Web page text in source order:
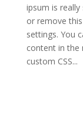
ipsum is
or remove
settings. You
content in the
custom CSS...